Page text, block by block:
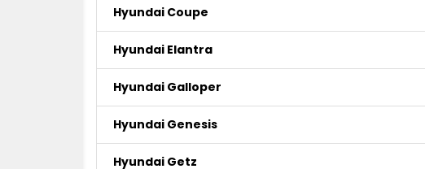
Hyundai Coupe
Hyundai Elantra
Hyundai Galloper
Hyundai Genesis
Hyundai Getz